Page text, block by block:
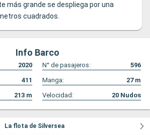
más grande se despliega por una
cuadrados.
Info Barco
2020 N° de pasajeros:
596
411 Manga: 27m
213 m Velocidad: 20 Nudos
La flota de Silversea